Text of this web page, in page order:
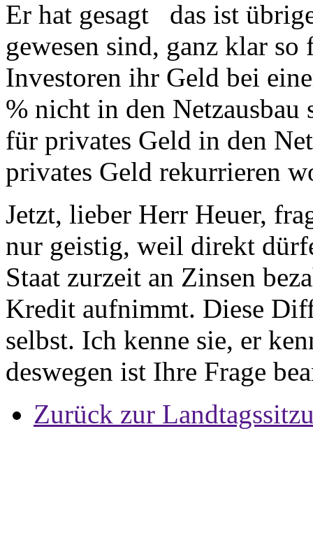
Er hat gesagt das ist
gewesen sind, ganz klar
Investoren ihr Geld bei
% nicht in den Netzausbau
für privates Geld in den
privates Geld rekurrieren
Jetzt, lieber Herr Heuer,
nur geistig, weil direkt
Staat zurzeit an Zinsen
Kredit aufnimmt. Diese
selbst. Ich kenne sie, er
deswegen ist Ihre Frage
Zurück zur